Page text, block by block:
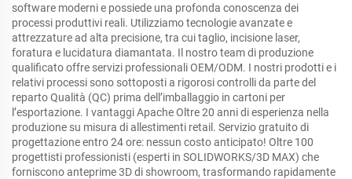
software moderni e possiede una profonda conoscenza dei
processi produttivi reali. Utilizziamo tecnologie avanzate e
attrezzature ad alta precisione, tra cui taglio, incisione laser,
foratura e lucidatura diamantata. Il nostro team di produzione
qualificato offre servizi professionali OEM/ODM. I nostri prodotti e i
relativi processi sono sottoposti a rigorosi controlli da parte del
reparto Qualità (QC) prima dell’imballaggio in cartoni per
l’esportazione. I vantaggi Apache Oltre 20 anni di esperienza nella
produzione su misura di allestimenti retail. Servizio gratuito di
progettazione entro 24 ore: nessun costo anticipato! Oltre 100
progettisti professionisti (esperti in SOLIDWORKS/3D MAX) che
forniscono anteprime 3D di showroom, trasformando rapidamente